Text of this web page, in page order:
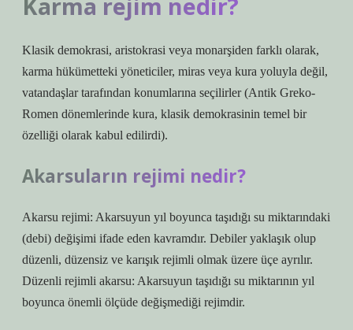
Klasik demokrasi, aristokrasi veya monarşiden farklı olarak,
karma hükümetteki yöneticiler, miras veya kura yoluyla değil,
vatandaşlar tarafından konumlarına seçilirler (Antik Greko-
Romen dönemlerinde kura, klasik demokrasinin temel bir
özelliği olarak kabul edilirdi).
Akarsuların rejimi nedir?
Akarsu rejimi: Akarsuyun yıl boyunca taşıdığı su miktarındaki
(debi) değişimi ifade eden kavramdır. Debiler yaklaşık olup
düzenli, düzensiz ve karışık rejimli olmak üzere üçe ayrılır.
Düzenli rejimli akarsu: Akarsuyun taşıdığı su miktarının yıl
boyunca önemli ölçüde değişmediği rejimdir.